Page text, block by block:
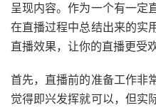
呈现内容。作为一个有一定
在直播过程中总结出来的实
直播效果，让你的直播更受欢
首先，直播前的准备工作非
觉得即兴发挥就可以，但实